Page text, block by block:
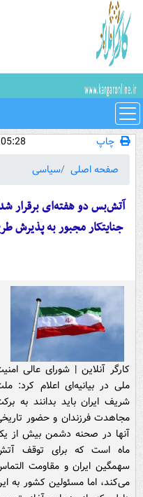
چاپ
05:28 - 1405/01/19
صفحه اصلی
سیاسی
آتش‌بس دو هفته‌ای برقرار
کارگر آنلاین | شورای عالی
ملی در بیانیه‌ای اعلام کرد:
شریف ایران باید بدانند به
مجاهدت فرزندان و حضور
آنها در صحنه دشمن بیش از
ماه است که برای توقف
سهمگین ایران و مقاومت
می‌کند، اما مسئولین کشور به